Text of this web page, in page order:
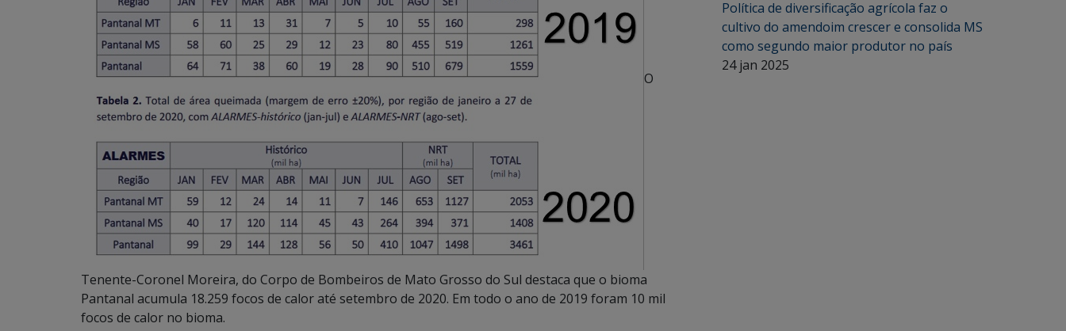
O
Tenente-Coronel Moreira, do Corpo de Bombeiros de Mato Grosso do Sul destaca que o bioma
Pantanal acumula 18.259 focos de calor até setembro de 2020. Em todo o ano de 2019 foram 10 mil
focos de calor no bioma.
Política de diversificação agrícola faz o
cultivo do amendoim crescer e consolida MS
como segundo maior produtor no país
24 jan 2025